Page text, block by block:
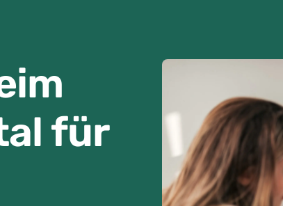
für